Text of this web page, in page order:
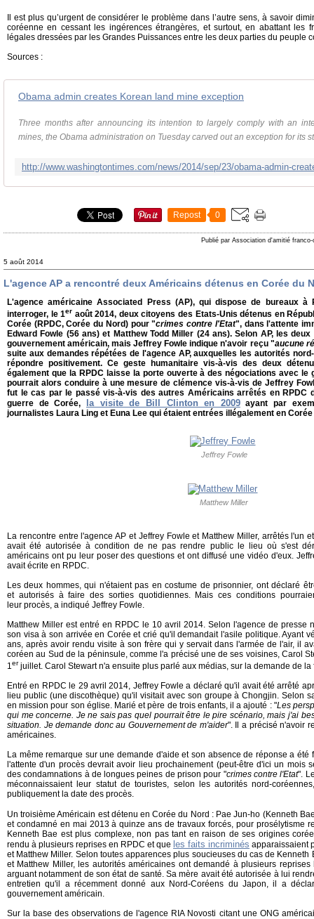
Il est plus qu’urgent de considérer le problème dans l’autre sens, à savoir
coréenne en cessant les ingérences étrangères, et surtout, en abattant les
légales dressées par les Grandes Puissances entre les deux parties du peuple
Sources :
Obama admin creates Korean land mine exception
Three months after announcing its intention to largely comply with an
mines, the Obama administration on Tuesday carved out an exception for its
Repost 0
Publié par Association d'amitié franco-
5 août 2014
L'agence AP a rencontré deux Américains détenus en Corée du
L'agence américaine Associated Press (AP), qui dispose de bureaux à
interroger, le 1er août 2014, deux citoyens des Etats-Unis détenus en
Corée (RPDC, Corée du Nord) pour "crimes contre l'Etat", dans l'attente
Edward Fowle (56 ans) et Matthew Todd Miller (24 ans). Selon AP, les
gouvernement américain, mais Jeffrey Fowle indique n'avoir reçu "aucune
suite aux demandes répétées de l'agence AP, auxquelles les autorités
répondre positivement. Ce geste humanitaire vis-à-vis des deux
également que la RPDC laisse la porte ouverte à des négociations avec le
pourrait alors conduire à une mesure de clémence vis-à-vis de Jeffrey
fut le cas par le passé vis-à-vis des autres Américains arrêtés en RPDC
guerre de Corée,
la visite de Bill Clinton en 2009ayant par
journalistes Laura Ling et Euna Lee qui étaient entrées illégalement en Corée
Jeffrey Fowle
Matthew Miller
La rencontre entre l'agence AP et Jeffrey Fowle et Matthew Miller, arrêtés l'un
avait été autorisée à condition de ne pas rendre public le lieu où s'est
américains ont pu leur poser des questions et ont diffusé une vidéo d'eux.
avait écrite en RPDC.
Les deux hommes, qui n'étaient pas en costume de prisonnier, ont déclaré
et autorisés à faire des sorties quotidiennes. Mais ces conditions
leur procès, a indiqué Jeffrey Fowle.
Matthew Miller est entré en RPDC le 10 avril 2014. Selon l'agence de presse
son visa à son arrivée en Corée et crié qu'il demandait l'asile politique. Ayant
ans, après avoir rendu visite à son frère qui y servait dans l'armée de l'air, il
coréen au Sud de la péninsule, comme l'a précisé une de ses voisines, Carol
1er juillet. Carol Stewart n'a ensuite plus parlé aux médias, sur la demande de
Entré en RPDC le 29 avril 2014, Jeffrey Fowle a déclaré qu'il avait été arrêté
lieu public (une discothèque) qu'il visitait avec son groupe à Chongjin. Selon
en mission pour son église. Marié et père de trois enfants, il a ajouté : "Les
qui me concerne. Je ne sais pas quel pourrait être le pire scénario, mais j'ai
situation. Je demande donc au Gouvernement de m'aider". Il a précisé n'avoir
américaines.
La même remarque sur une demande d'aide et son absence de réponse a été
l'attente d'un procès devrait avoir lieu prochainement (peut-être d'ici un mois
des condamnations à de longues peines de prison pour "crimes contre l'Etat".
méconnaissaient leur statut de touristes, selon les autorités nord-
publiquement la date des procès.
Un troisième Américain est détenu en Corée du Nord : Pae Jun-ho (Kenneth
et condamné en mai 2013 à quinze ans de travaux forcés, pour prosélytisme
Kenneth Bae est plus complexe, non pas tant en raison de ses origines
rendu à plusieurs reprises en RPDC et que les faits incriminés apparaissaient
et Matthew Miller. Selon toutes apparences plus soucieuses du cas de Kenneth
et Matthew Miller, les autorités américaines ont demandé à plusieurs
arguant notamment de son état de santé. Sa mère avait été autorisée à lui
entretien qu'il a récemment donné aux Nord-Coréens du Japon, il a
gouvernement américain.
Sur la base des observations de l'agence RIA Novosti citant une ONG